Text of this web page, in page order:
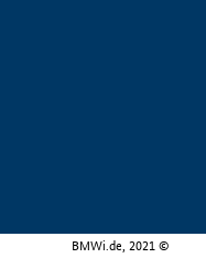
BMWi.de, 2021 ©